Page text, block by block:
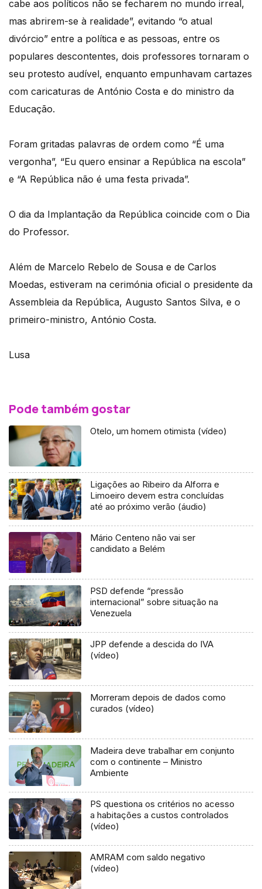
cabe aos políticos não se fecharem no mundo irreal,
mas abrirem-se à realidade”, evitando “o atual
divórcio” entre a política e as pessoas, entre os
populares descontentes, dois professores tornaram o
seu protesto audível, enquanto empunhavam cartazes
com caricaturas de António Costa e do ministro da
Educação.
Foram gritadas palavras de ordem como “É uma
vergonha”, “Eu quero ensinar a República na escola”
e “A República não é uma festa privada”.
O dia da Implantação da República coincide com o Dia
do Professor.
Além de Marcelo Rebelo de Sousa e de Carlos
Moedas, estiveram na cerimónia oficial o presidente da
Assembleia da República, Augusto Santos Silva, e o
primeiro-ministro, António Costa.
Lusa
Pode também gostar
Otelo, um homem otimista (vídeo)
Ligações ao Ribeiro da Alforra e
Limoeiro devem estra concluídas
até ao próximo verão (áudio)
Mário Centeno não vai ser
candidato a Belém
PSD defende “pressão
internacional” sobre situação na
Venezuela
JPP defende a descida do IVA
(vídeo)
Morreram depois de dados como
curados (vídeo)
Madeira deve trabalhar em conjunto
com o continente – Ministro
Ambiente
PS questiona os critérios no acesso
a habitações a custos controlados
(vídeo)
AMRAM com saldo negativo
(vídeo)